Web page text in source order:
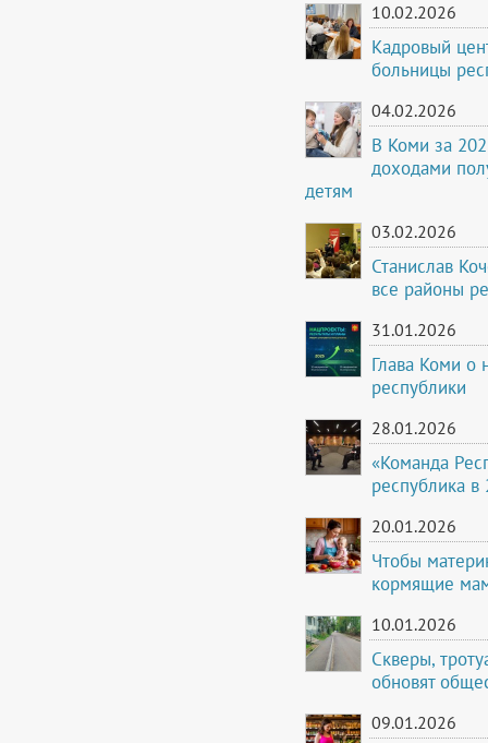
10.02.2026
Кадровый
больницы
04.02.2026
В Коми за
доходами
детям
03.02.2026
Станислав
все районы
31.01.2026
Глава Коми о
республики
28.01.2026
«Команда
республика в
20.01.2026
Чтобы
кормящие
10.01.2026
Скверы,
обновят
09.01.2026